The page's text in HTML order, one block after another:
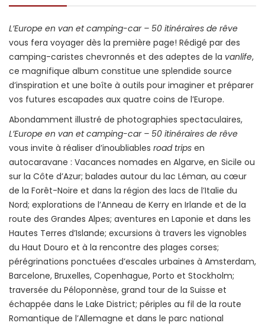
L’Europe en van et camping-car – 50 itinéraires de rêve
vous fera voyager dès la première page! Rédigé par des
camping-caristes chevronnés et des adeptes de la vanlife,
ce magnifique album constitue une splendide source
d’inspiration et une boîte à outils pour imaginer et préparer
vos futures escapades aux quatre coins de l’Europe.
Abondamment illustré de photographies spectaculaires,
L’Europe en van et camping-car – 50 itinéraires de rêve
vous invite à réaliser d’inoubliables road trips en
autocaravane : Vacances nomades en Algarve, en Sicile ou
sur la Côte d’Azur; balades autour du lac Léman, au cœur
de la Forêt-Noire et dans la région des lacs de l’Italie du
Nord; explorations de l’Anneau de Kerry en Irlande et de la
route des Grandes Alpes; aventures en Laponie et dans les
Hautes Terres d’Islande; excursions à travers les vignobles
du Haut Douro et à la rencontre des plages corses;
pérégrinations ponctuées d’escales urbaines à Amsterdam,
Barcelone, Bruxelles, Copenhague, Porto et Stockholm;
traversée du Péloponnèse, grand tour de la Suisse et
échappée dans le Lake District; périples au fil de la route
Romantique de l’Allemagne et dans le parc national